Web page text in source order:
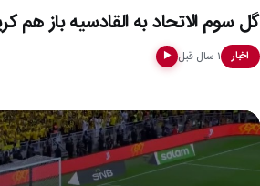
گل سوم الاتحاد به القادسیه باز هم
اخبار ۱ سال قبل ▶